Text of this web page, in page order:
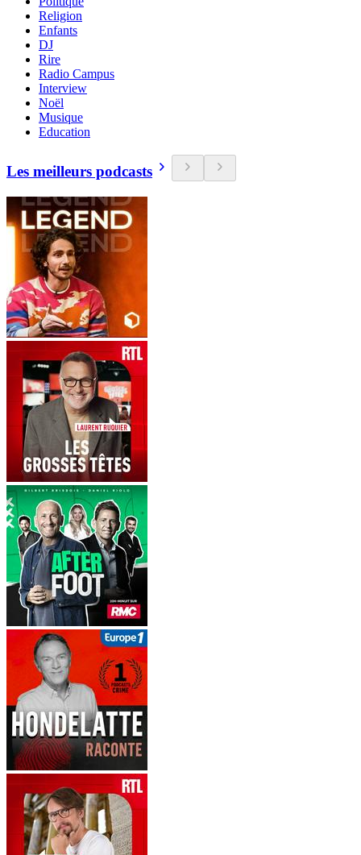
Religion
Enfants
DJ
Rire
Radio Campus
Interview
Noël
Musique
Education
Les meilleurs podcasts